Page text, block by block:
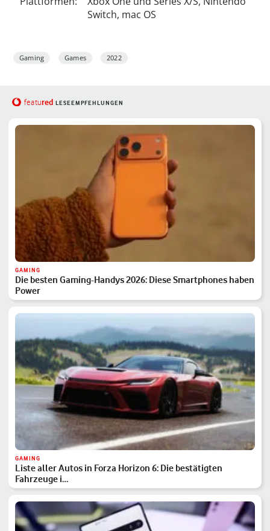
Switch, mac OS
Gaming Games 2022
featured LESEEMPFEHLUNGEN
GAMING
Die besten Gaming-Handys 2026: Diese Smartphones haben
Power
GAMING
Liste aller Autos in Forza Horizon 6: Die bestätigten
Fahrzeuge i…